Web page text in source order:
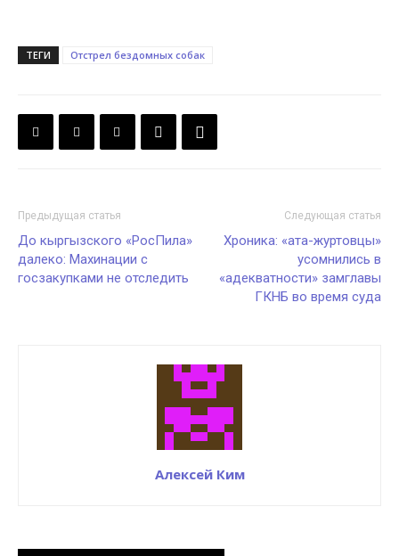
ТЕГИ Отстрел бездомных собак
Предыдущая статья
До кыргызского «РосПила»
далеко: Махинации с
госзакупками не отследить
Следующая статья
Хроника: «ата-журтовцы»
усомнились в
«адекватности» замглавы
ГКНБ во время суда
Алексей Ким